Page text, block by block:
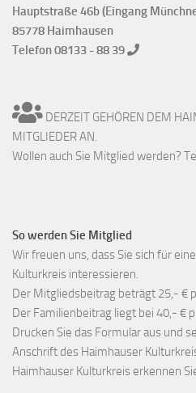
Hauptstraße 46b (Eingang
85778 Haimhausen
Telefon 08133 - 88 39
DERZEIT GEHÖREN DEM
MITGLIEDER AN.
Wollen auch Sie Mitglied werden?
So werden Sie Mitglied
Wir freuen uns, dass Sie sich für
Kulturkreis interessieren.
Der Mitgliedsbeitrag beträgt 25,- €
Der Familienbeitrag liegt bei 40,- €
Drucken Sie das Formular aus und
Anschrift des Haimhauser
Haimhauser Kulturkreis erkennen